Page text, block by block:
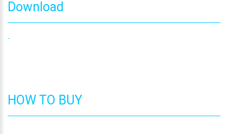
Download
-
HOW TO BUY